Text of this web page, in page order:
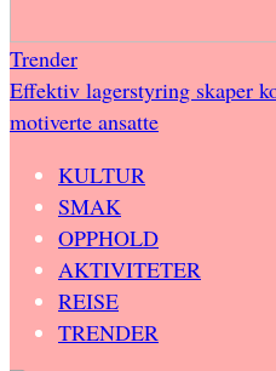
Trender
Effektiv lagerstyring skaper
motiverte ansatte
KULTUR
SMAK
OPPHOLD
AKTIVITETER
REISE
TRENDER